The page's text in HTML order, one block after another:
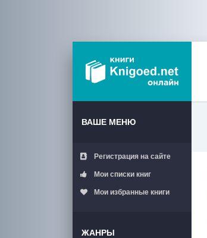
ВАШЕ МЕНЮ
Регистрация на сайте
Мои списки книг
Мои избранные книги
ЖАНРЫ